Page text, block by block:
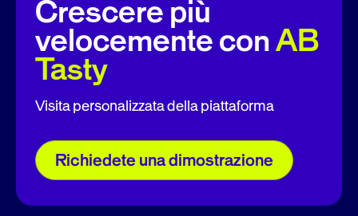
Crescere più
velocemente conAB
Tasty
Visita personalizzata della piattaforma
Richiedete una dimostrazione